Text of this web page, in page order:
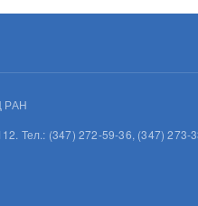
РАН
Тел.: (347) 272-59-36, (347)